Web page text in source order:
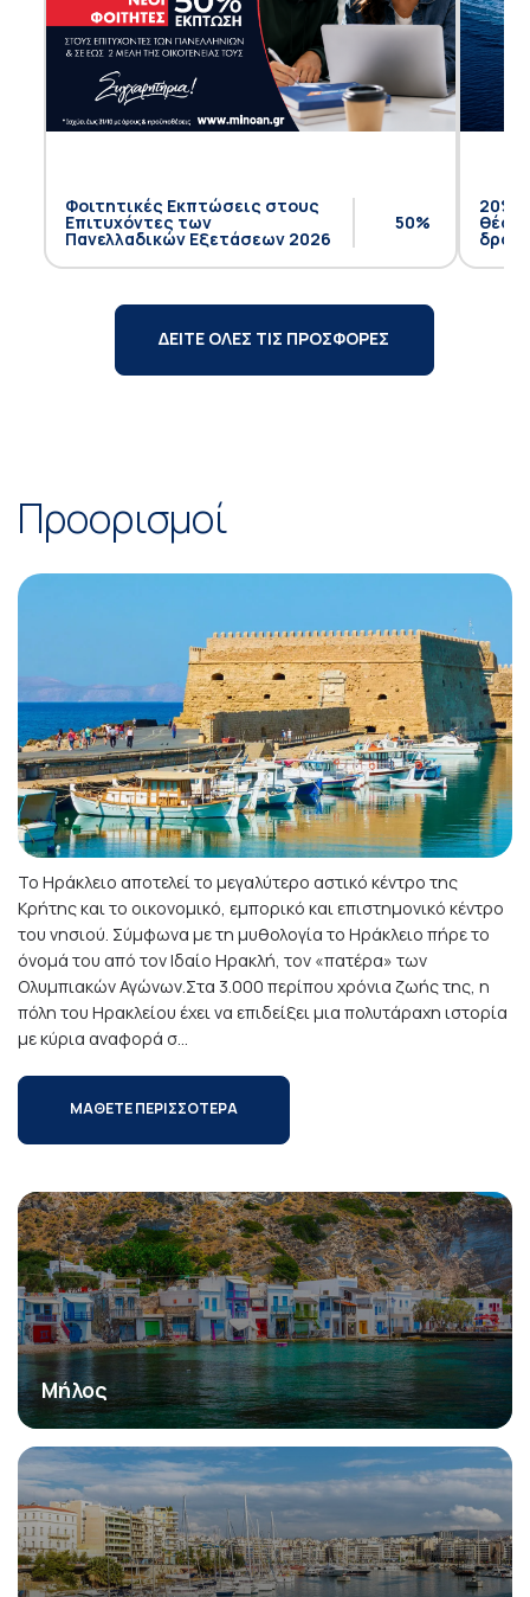
Φοιτητικές Εκπτώσεις στους
Επιτυχόντες των
Πανελλαδικών Εξετάσεων 2026
50%
20%
θέση
ΔΕΙΤΕ ΟΛΕΣ ΤΙΣ ΠΡΟΣΦΟΡΕΣ
Προορισμοί
Το Ηράκλειο αποτελεί το μεγαλύτερο αστικό κέντρο της
Κρήτης και το οικονομικό, εμπορικό και επιστημονικό κέντρο
του νησιού. Σύμφωνα με τη μυθολογία το Ηράκλειο πήρε το
όνομά του από τον Ιδαίο Ηρακλή, τον «πατέρα» των
Ολυμπιακών Αγώνων.Στα 3.000 περίπου χρόνια ζωής της, η
πόλη του Ηρακλείου έχει να επιδείξει μια πολυτάραχη ιστορία
με κύρια αναφορά σ...
ΜΑΘΕΤΕ ΠΕΡΙΣΣΟΤΕΡΑ
Μήλος